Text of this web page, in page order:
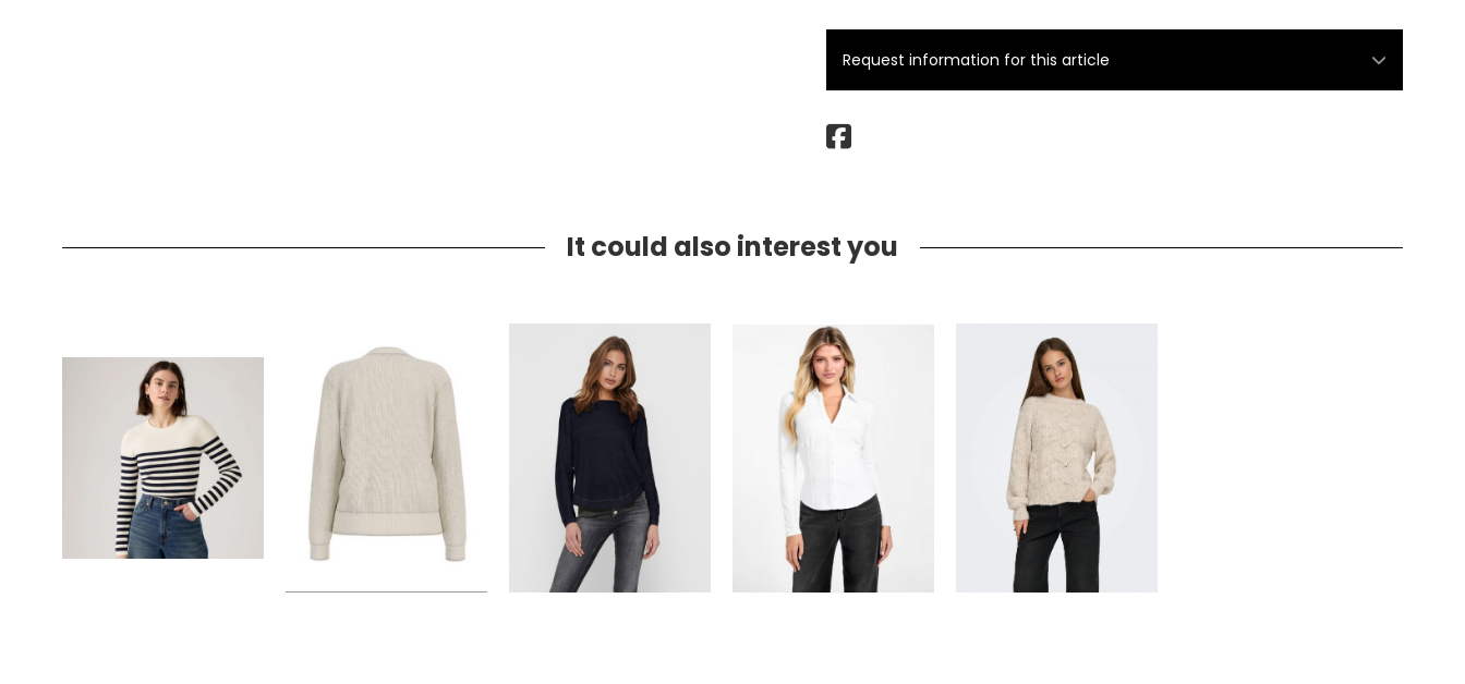
Request information for this article
It could also interest you